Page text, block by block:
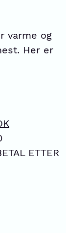
varme og
Her er
ETTER